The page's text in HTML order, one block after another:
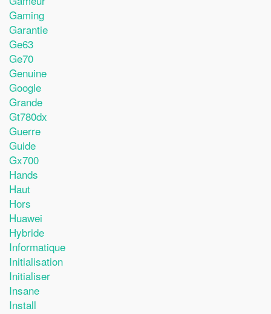
Gaming
Garantie
Ge63
Ge70
Genuine
Google
Grande
Gt780dx
Guerre
Guide
Gx700
Hands
Haut
Hors
Huawei
Hybride
Informatique
Initialisation
Initialiser
Insane
Install